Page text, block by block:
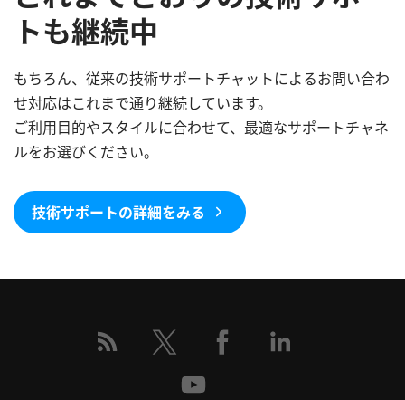
トも継続中
もちろん、従来の技術サポートチャットによるお問い合わ
せ対応はこれまで通り継続しています。
ご利用目的やスタイルに合わせて、最適なサポートチャネ
ルをお選びください。
技術サポートの詳細をみる